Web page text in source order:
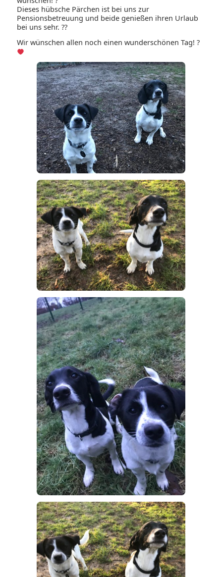
Dieses hübsche Pärchen ist bei uns zur
Pensionsbetreuung und beide genießen ihren Urlaub
bei uns sehr. ??
Wir wünschen allen noch einen wunderschönen Tag! ?